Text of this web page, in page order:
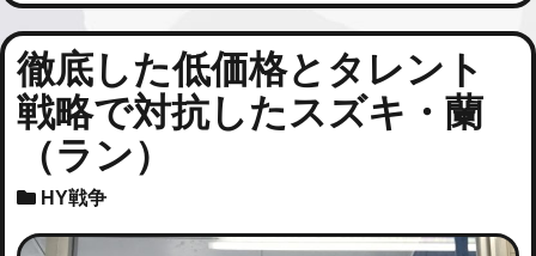
徹底した低価格とタレント
戦略で対抗したスズキ・蘭
（ラン）
HY戦争